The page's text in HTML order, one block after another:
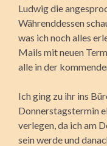
Ludwig die
Währenddessen
was ich noch alles
Mails mit neuen
alle in der
Ich ging zu ihr ins
Donnerstagstermin
verlegen, da ich am
sein werde und